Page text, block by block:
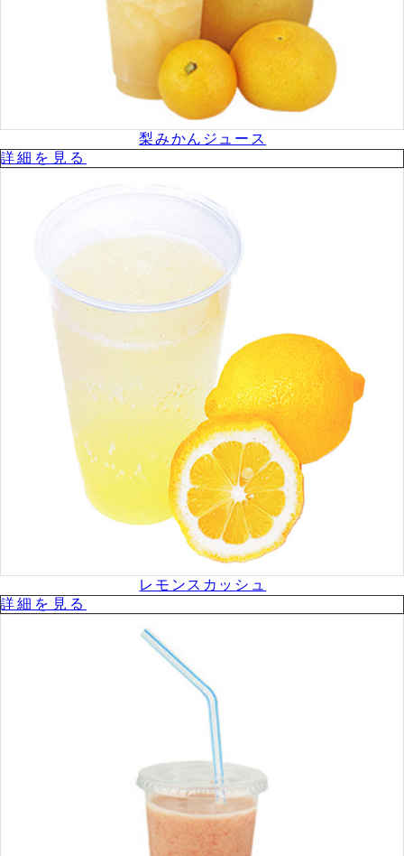
梨みかんジュース
詳細を⾒る
レモンスカッシュ
詳細を⾒る